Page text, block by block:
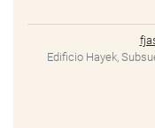
Edificio Hayek,